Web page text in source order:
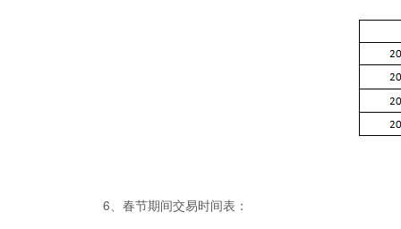
6、春节期间交易时间表：